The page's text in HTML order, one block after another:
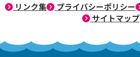
リンク集 プライバシーポリシー
サイトマップ